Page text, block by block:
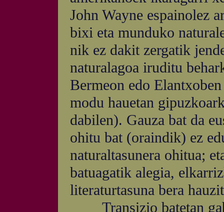
John Wayne espainolez
bixi eta munduko
nik ez dakit zergatik
naturalagoa iruditu
Bermeon edo
modu hauetan
dabilen). Gauza bat da
ohitu bat (oraindik) ez
naturaltasunera ohitua;
batuagatik alegia,
literaturtasuna bera
Transizio batetan